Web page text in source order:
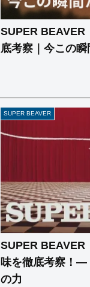
SUPER BEAVER
底考察｜今この
SUPER BEAVER
SUPER BEAVER
味を徹底考察！—
の力